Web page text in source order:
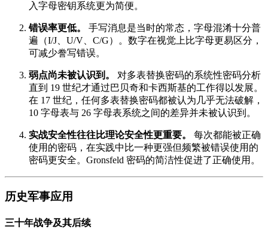
入字母密钥系统更为简便。
错误率更低。
手写消息是当时的常态，字母混淆十分普
遍（I/J、U/V、C/G）。数字在视觉上比字母更易区分，
可减少誊写错误。
弱点尚未被认识到。
对多表替换密码的系统性密码分析
直到 19 世纪才通过巴贝奇和卡西斯基的工作得以发展。
在 17 世纪，任何多表替换密码都被认为几乎无法破解，
10 字母表与 26 字母表系统之间的差异并未被认识到。
实战安全性往往比理论安全性更重要。
每次都能被正确
使用的密码，在实践中比一种更强但频繁被错误使用的
密码更安全。Gronsfeld 密码的简洁性促进了正确使用。
历史军事应用
三十年战争及其后续